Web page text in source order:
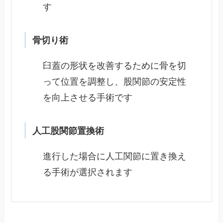
す
骨切り術
臼蓋の形状を改善するために骨を切
って位置を調整し、股関節の安定性
を向上させる手術です
人工股関節置換術
進行した場合に人工関節に置き換え
る手術が選択されます